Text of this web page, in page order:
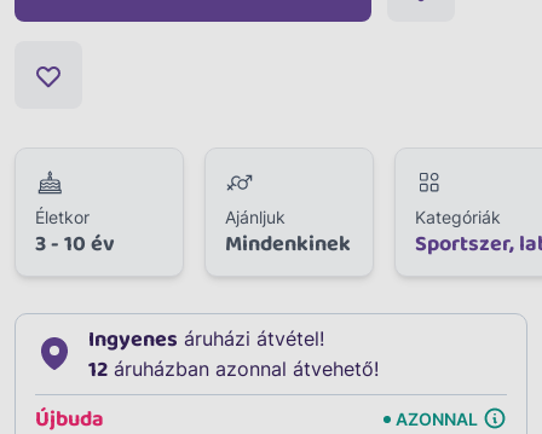
Életkor
3 - 10 év
Ajánljuk
Mindenkinek
Kategóriák
Sportszer,
Ingyenes áruházi átvétel!
12 áruházban azonnal átvehető!
Újbuda
AZONNAL